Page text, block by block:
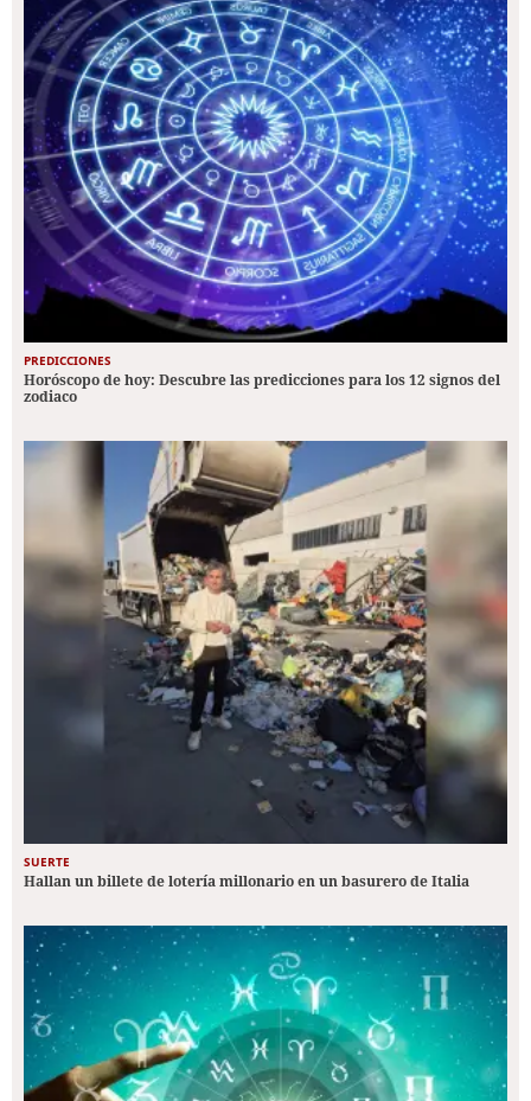
PREDICCIONES
Horóscopo de hoy: Descubre las predicciones para los 12 signos del
zodiaco
SUERTE
Hallan un billete de lotería millonario en un basurero de Italia